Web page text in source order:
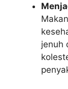
jenuh